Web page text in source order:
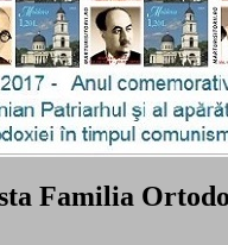
Familia